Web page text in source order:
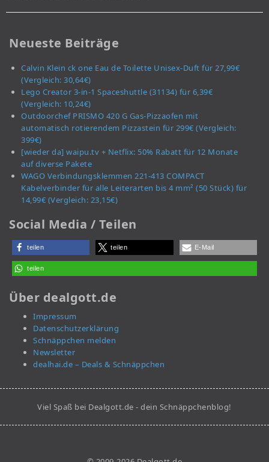
Neueste Beiträge
Calvin Klein ck one Eau de Toilette Unisex-Duft für 27,99€
(Vergleich: 30,64€)
Lego Creator 3-in-1 Spaceshuttle (31134) für 6,39€
(Vergleich: 10,24€)
Outdoorchef PRISMO 420 G Gas-Pizzaofen mit
automatisch rotierendem Pizzastein für 299€ (Vergleich:
399€)
[wieder da] waipu.tv + Netflix: 50% Rabatt für 12 Monate
auf diverse Pakete
WAGO Verbindungsklemmen 221-413 COMPACT
Kabelverbinder für alle Leiterarten bis 4 mm² (50 Stück) für
14,99€ (Vergleich: 23,15€)
Social Media / Teilen
teilen teilen E-Mail
teilen
Über dealgott.de
Impressum
Datenschutzerklärung
Schnäppchen melden
Newsletter
dealhai.de – Deals & Schnäppchen
Viel Spaß bei Dealgott.de - dein Schnäppchenblog!